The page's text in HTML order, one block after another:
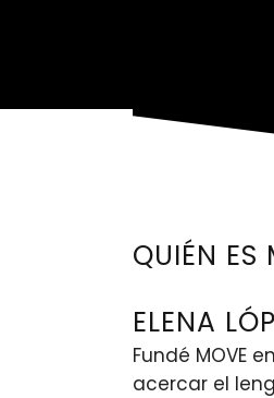
QUIÉN ES
ELENA
Fundé MOVE
acercar el